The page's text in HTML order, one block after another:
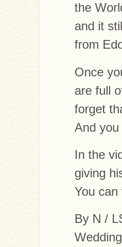
the
and it
from
Once
are full
forget
And
In the
giving
You
By N /